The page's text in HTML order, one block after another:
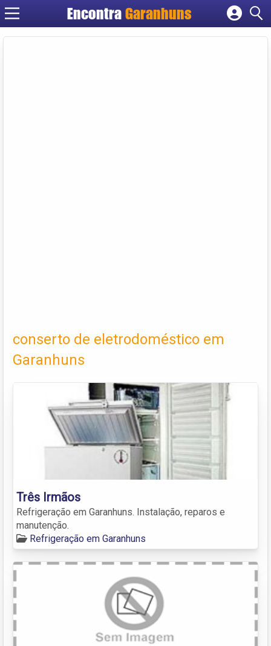
EncontraGaranhuns
Cadastrar empresa
conserto de eletrodoméstico em
Garanhuns
Três Irmãos
Refrigeração em Garanhuns. Instalação, reparos e
manutenção.
Refrigeração em Garanhuns